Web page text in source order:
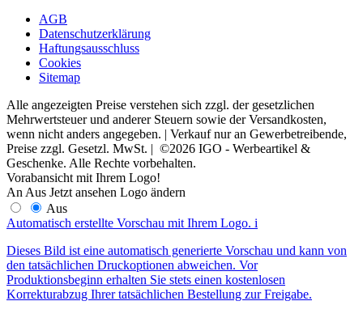
AGB
Datenschutzerklärung
Haftungsausschluss
Cookies
Sitemap
Alle angezeigten Preise verstehen sich zzgl. der gesetzlichen
Mehrwertsteuer und anderer Steuern sowie der Versandkosten,
wenn nicht anders angegeben. | Verkauf nur an Gewerbetreibende,
Preise zzgl. Gesetzl. MwSt. | ©2026 IGO - Werbeartikel &
Geschenke. Alle Rechte vorbehalten.
Vorabansicht mit Ihrem Logo!
An Aus Jetzt ansehen Logo ändern
Aus
Automatisch erstellte Vorschau mit Ihrem Logo. i
Dieses Bild ist eine automatisch generierte Vorschau und kann von
den tatsächlichen Druckoptionen abweichen. Vor
Produktionsbeginn erhalten Sie stets einen kostenlosen
Korrekturabzug Ihrer tatsächlichen Bestellung zur Freigabe.